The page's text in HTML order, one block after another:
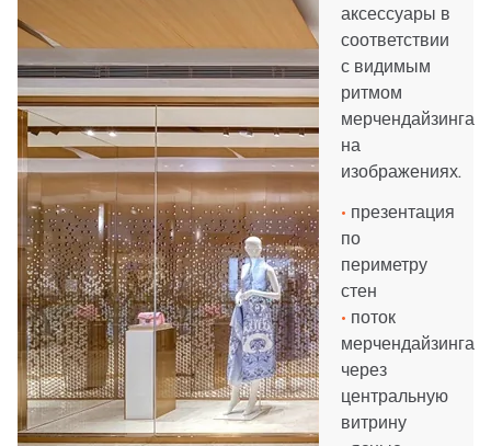
аксессуары в
соответствии
с видимым
ритмом
мерчендайзинга
на
изображениях.
• презентация
по
периметру
стен
• поток
мерчендайзинга
через
центральную
витрину